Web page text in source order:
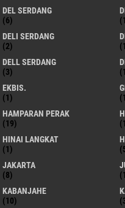
DEL SERDANG
(6)
DELI SERDANG
(2)
DELL SERDANG
(3)
EKBIS.
(1)
HAMPARAN PERAK
(19)
HINAI LANGKAT
(1)
JAKARTA
(8)
KABANJAHE
(10)